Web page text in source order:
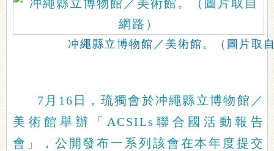
冲繩縣立博物館／美術館。（圖片取
7月16日，琉獨會於冲繩縣立博物館／
美術館舉辦「ACSILs聯合國活動報告
會」，公開發布一系列該會在本年度提交